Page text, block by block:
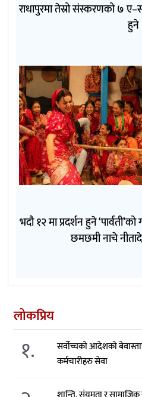
राधापुरमा तेस्रो संस्करणको ७
हुने
भदौ १२ मा प्रदर्शन हुने
छमछमी नाचे
लोकप्रिय
१.
सर्वोच्चको आदेशको
कर्मचारीहरु सेवा